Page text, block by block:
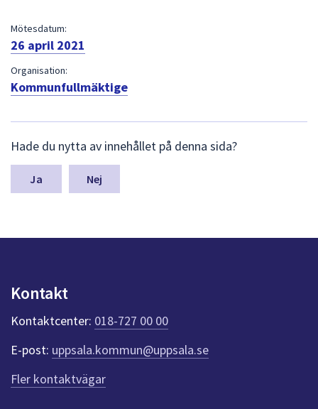
Mötesdatum:
26 april 2021
Organisation:
Kommunfullmäktige
ä
m
a
n
k
t
e
r
f
ö
r
Hade du nytta av innehållet på denna sida?
Nej
Kontakt
Kontaktcenter: 018-727 00 00
E-post: uppsala.kommun@uppsala.se
Fler kontaktvägar